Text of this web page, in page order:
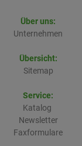
Über uns:
Unternehmen
Übersicht:
Sitemap
Service:
Katalog
Newsletter
Faxformulare